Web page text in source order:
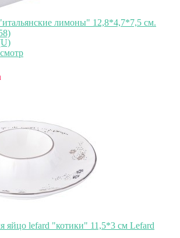
лимоны" 12,8*4,7*7,5 см.
яйцо lefard "котики" 11,5*3 см Lefard